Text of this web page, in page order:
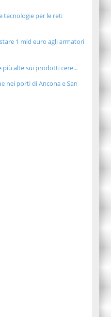
tecnologie per le reti
1 mld euro agli armatori
più alte sui prodotti cere...
nei porti di Ancona e San